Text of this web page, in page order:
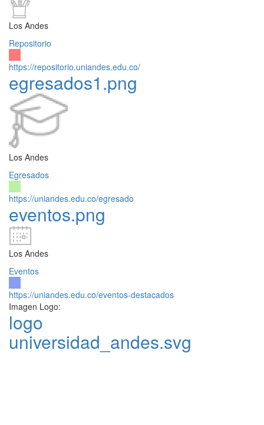
Los Andes
Repositorio
https://repositorio.uniandes.edu.co/
egresados1.png
Los Andes
Egresados
https://uniandes.edu.co/egresado
eventos.png
Los Andes
Eventos
https://uniandes.edu.co/eventos-destacados
Imagen Logo:
logo
universidad_andes.svg